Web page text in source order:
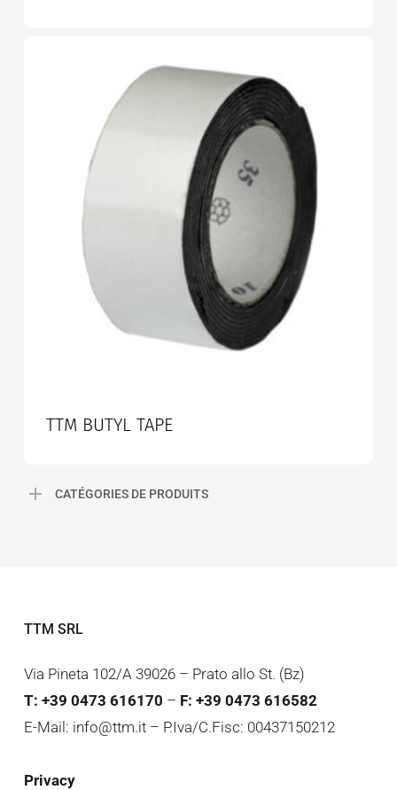
TTM BUTYL TAPE
CATÉGORIES DE PRODUITS
TTM SRL
Via Pineta 102/A 39026 – Prato allo St. (Bz)
T: +39 0473 616170 – F: +39 0473 616582
E-Mail: info@ttm.it – P.Iva/C.Fisc: 00437150212
Privacy